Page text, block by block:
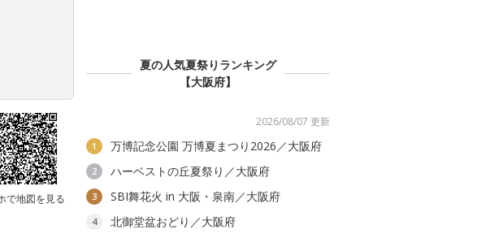
で地図を見る
夏の人気夏祭りランキング
【大阪府】
2026/08/07 更新
1 万博記念公園 万博夏まつり2026／大阪府
2 ハーベストの丘夏祭り／大阪府
3 SBI舞花火 in 大阪・泉南／大阪府
4 北御堂盆おどり／大阪府